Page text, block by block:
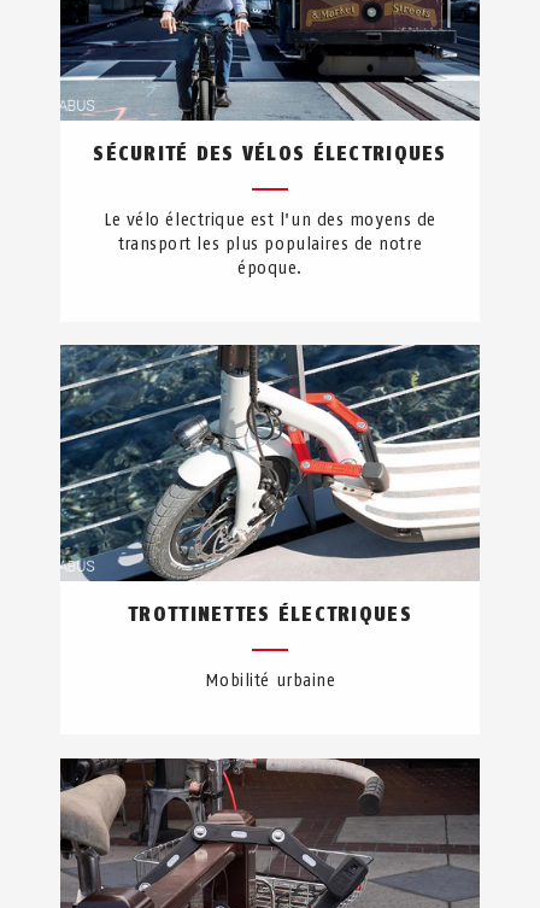
SÉCURITÉ DES VÉLOS ÉLECTRIQUES
Le vélo électrique est l'un des moyens de
transport les plus populaires de notre
époque.
TROTTINETTES ÉLECTRIQUES
Mobilité urbaine